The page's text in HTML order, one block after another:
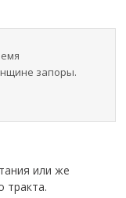
запоры.
или же
тракта.